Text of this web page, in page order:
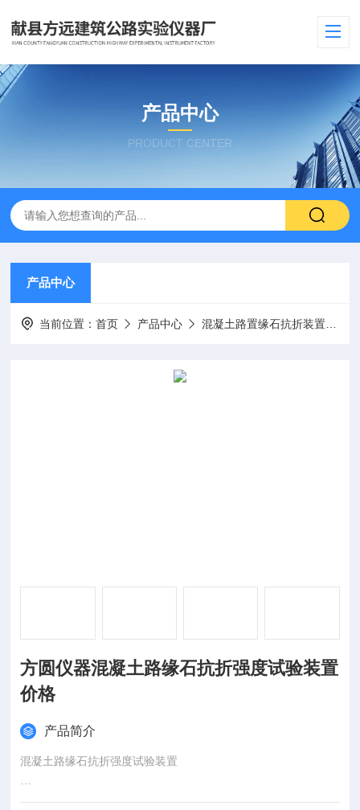
产品中心
PRODUCT CENTER
产品中心
当前位置：首页 产品中心 混凝土路置缘石抗折装置
方圆仪器混凝土路缘石抗折强度试验装置
价格
产品简介
混凝土路缘石抗折强度试验装置
试验机可采用压力试验机或经国家计量部门检定合格的满足路缘